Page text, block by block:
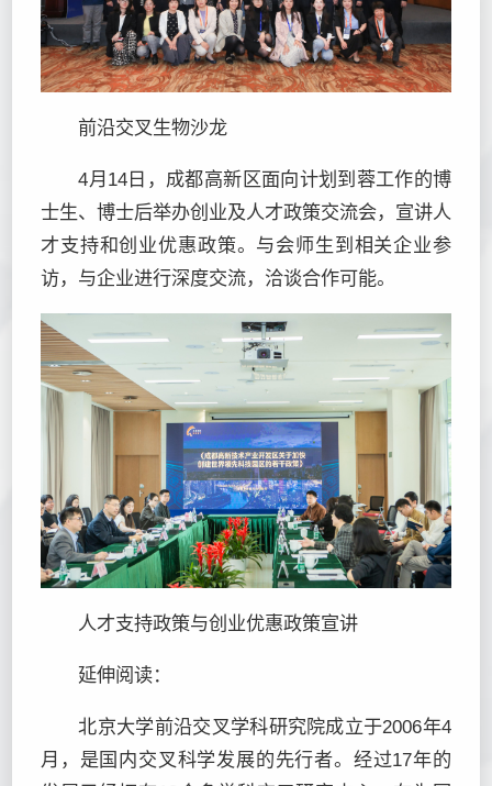
前沿交叉生物沙龙
4月14日，成都高新区面向计划到蓉工作的博
士生、博士后举办创业及人才政策交流会，宣讲人
才支持和创业优惠政策。与会师生到相关企业参
访，与企业进行深度交流，洽谈合作可能。
人才支持政策与创业优惠政策宣讲
延伸阅读：
北京大学前沿交叉学科研究院成立于2006年4
月，是国内交叉科学发展的先行者。经过17年的